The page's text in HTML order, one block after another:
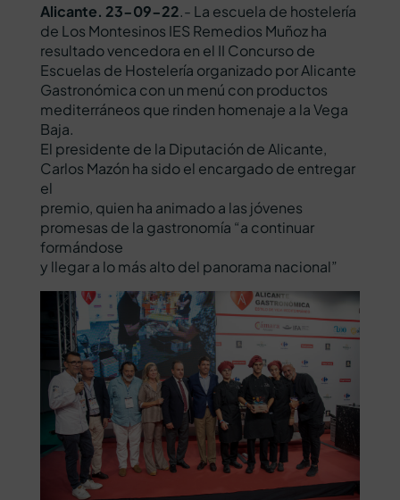
Alicante. 23-09-22.- La escuela de hostelería
de Los Montesinos IES Remedios Muñoz ha
resultado vencedora en el II Concurso de
Escuelas de Hostelería organizado por Alicante
Gastronómica con un menú con productos
mediterráneos que rinden homenaje a la Vega
Baja.
El presidente de la Diputación de Alicante,
Carlos Mazón ha sido el encargado de entregar
el
premio, quien ha animado a las jóvenes
promesas de la gastronomía “a continuar
formándose
y llegar a lo más alto del panorama nacional”